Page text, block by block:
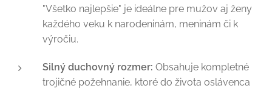
"Všetko najlepšie" je ideálne pre mužov aj ženy
každého veku k narodeninám, meninám či k
výročiu.
Silný duchovný rozmer: Obsahuje kompletné
trojičné požehnanie, ktoré do života oslávenca